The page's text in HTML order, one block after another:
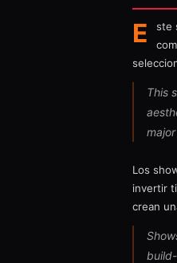
E
ste
This
Los
invertir
crean